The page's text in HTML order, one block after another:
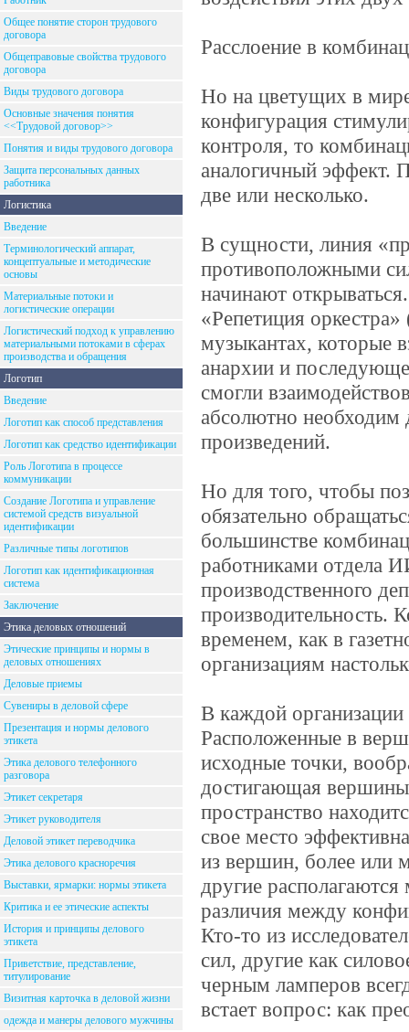
Общее понятие сторон трудового
договора
Общеправовые свойства трудового
договора
Виды трудового договора
Основные значения понятия
<<Трудовой договор>>
Понятия и виды трудового договора
Защита персональных данных
работника
Логистика
Введение
Терминологический аппарат,
концептуальные и методические
основы
Материальные потоки и
логистические операции
Логистический подход к управлению
материальными потоками в сферах
производства и обращения
Логотип
Введение
Логотип как способ представления
Логотип как средство идентификации
Роль Логотипа в процессе
коммуникации
Создание Логотипа и управление
системой средств визуальной
идентификации
Различные типы логотипов
Логотип как идентификационная
система
Заключение
Этика деловых отношений
Этические принципы и нормы в
деловых отношениях
Деловые приемы
Сувениры в деловой сфере
Презентация и нормы делового
этикета
Этика делового телефонного
разговора
Этикет секретаря
Этикет руководителя
Деловой этикет переводчика
Этика делового красноречия
Выставки, ярмарки: нормы этикета
Критика и ее этические аспекты
История и принципы делового
этикета
Приветствие, представление,
титулирование
Визитная карточка в деловой жизни
одежда и манеры делового мужчины
Расслоение в
Но на цветущих в
конфигурация
контроля, то
аналогичный эффект.
две или несколько.
В сущности, линия
противоположными
начинают
«Репетиция
музыкантах, которые
анархии и
смогли
абсолютно необходим
произведений.
Но для того, чтобы
обязательно
большинстве
работниками отдела
производственного
производительность.
временем, как в
организациям
В каждой
Расположенные в
исходные точки,
достигающая
пространство
свое место
из вершин, более или
другие
различия между
Кто-то из
сил, другие как
черным ламперов
встает вопрос: как